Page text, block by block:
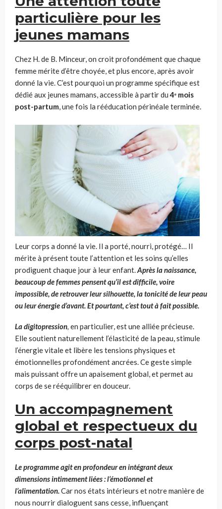
particulière pour les
jeunes mamans
Chez H. de B. Minceur, on croit profondément que chaque
femme mérite d’être choyée, et plus encore, après avoir
donné la vie. C’est pourquoi un programme spécifique est
dédié aux jeunes mamans, accessible à partir du4ᵉ mois
post-partum, une fois la rééducation périnéale terminée.
Leur corps a donné la vie. Il a porté, nourri, protégé… Il
mérite à présent toute l’attention et les soins qu’elles
prodiguent chaque jour à leur enfant.Après la naissance,
beaucoup de femmes pensent qu’il est difficile, voire
impossible, de retrouver leur silhouette, la tonicité de leur peau
ou leur énergie d’avant. Et pourtant, c’est tout à fait possible.
Ladigitopression, en particulier, est une alliée précieuse.
Elle soutient naturellement l’élasticité de la peau, stimule
l’énergie vitale et libère les tensions physiques et
émotionnelles profondément ancrées. Ce geste simple
mais puissant offre un apaisement global, et permet au
corps de se rééquilibrer en douceur.
Un accompagnement
global et respectueux du
corps post-natal
Le programme agit en profondeur en intégrant deux
dimensions intimement liées : l’émotionnel et
l’alimentation.Car nos états intérieurs et notre manière de
nous nourrir dialoguent sans cesse, influençant